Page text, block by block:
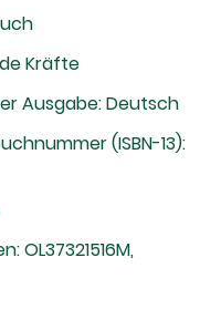
Kräfte
Ausgabe: Deutsch
(ISBN-13):
OL37321516M,